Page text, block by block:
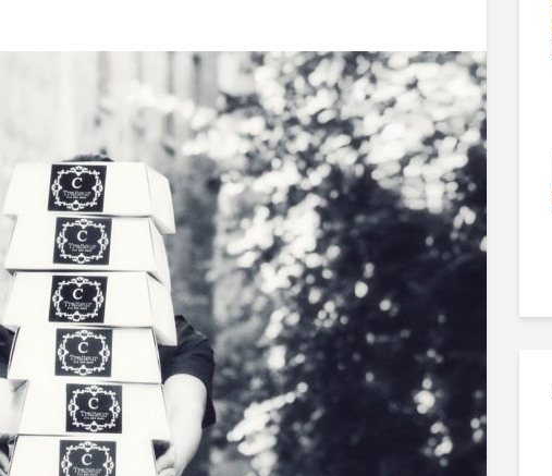
4 recettes pour les
intégrer à vos repas
cet hiver
11 janvier 2022
Evive lance un défi
santé pour motiver
ses consommateurs à
tenir leurs
résolutions
11 janvier 2022
temps des Fêtes
25 novembre 2021
Tout baigne dans
l’huile… de Caméline
pour Chantal Van
Winden
25 novembre 2021